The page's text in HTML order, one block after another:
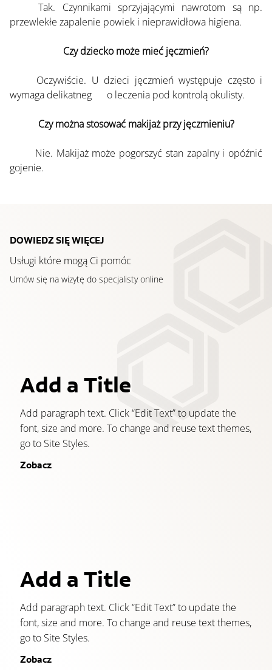
	Tak. Czynnikami sprzyjającymi nawrotom są np.
przewlekłe zapalenie powiek i nieprawidłowa higiena.
Czy dziecko może mieć jęczmień?
wymaga delikatneg	o leczenia pod kontrolą okulisty.
Czy można stosować makijaż przy jęczmieniu?
gojenie.
Add a Title
Add paragraph text. Click “Edit Text” to update the
font, size and more. To change and reuse text themes,
go to Site Styles.
Zobacz
Add a Title
Add paragraph text. Click “Edit Text” to update the
font, size and more. To change and reuse text themes,
go to Site Styles.
Zobacz
DOWIEDZ SIĘ WIĘCEJ
Usługi które mogą Ci pomóc
Umów się na wizytę do specjalisty online